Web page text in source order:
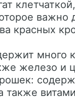
важно
красных
много
железо и
также